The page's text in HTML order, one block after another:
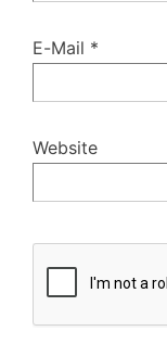
E-Mail *
Website